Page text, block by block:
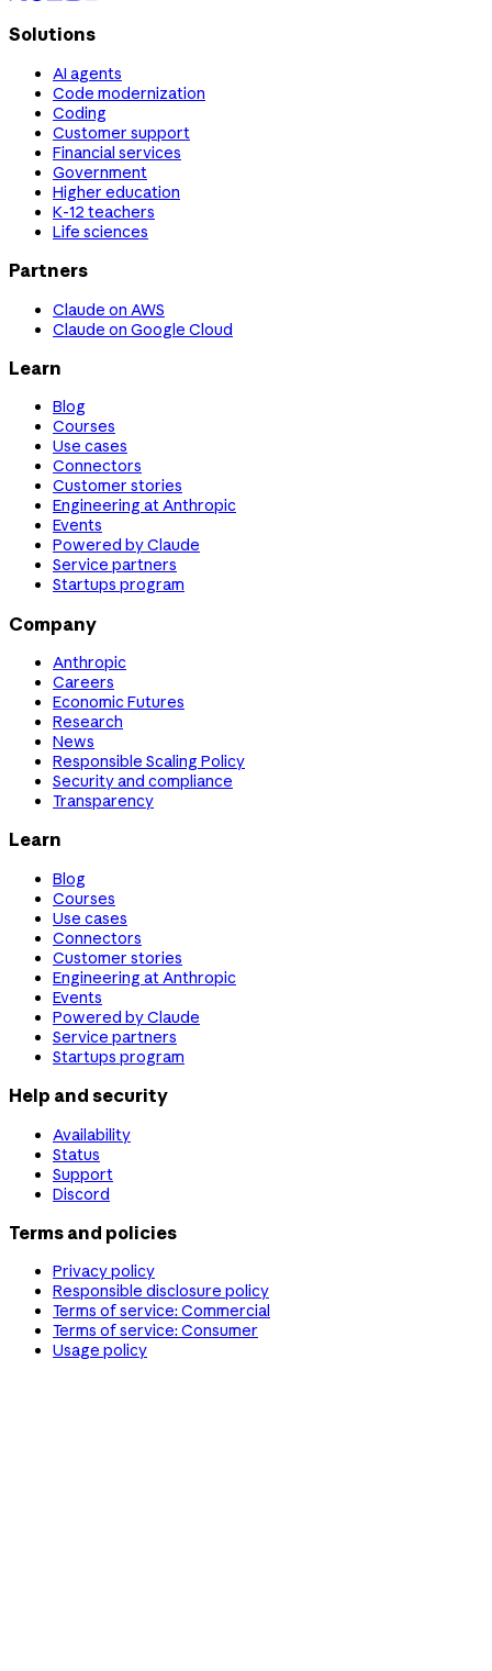
Solutions
AI agents
Code modernization
Coding
Customer support
Financial services
Government
Higher education
K-12 teachers
Life sciences
Partners
Claude on AWS
Claude on Google Cloud
Learn
Blog
Courses
Use cases
Connectors
Customer stories
Engineering at Anthropic
Events
Powered by Claude
Service partners
Startups program
Company
Anthropic
Careers
Economic Futures
Research
News
Responsible Scaling Policy
Security and compliance
Transparency
Learn
Blog
Courses
Use cases
Connectors
Customer stories
Engineering at Anthropic
Events
Powered by Claude
Service partners
Startups program
Help and security
Availability
Status
Support
Discord
Terms and policies
Privacy policy
Responsible disclosure policy
Terms of service: Commercial
Terms of service: Consumer
Usage policy